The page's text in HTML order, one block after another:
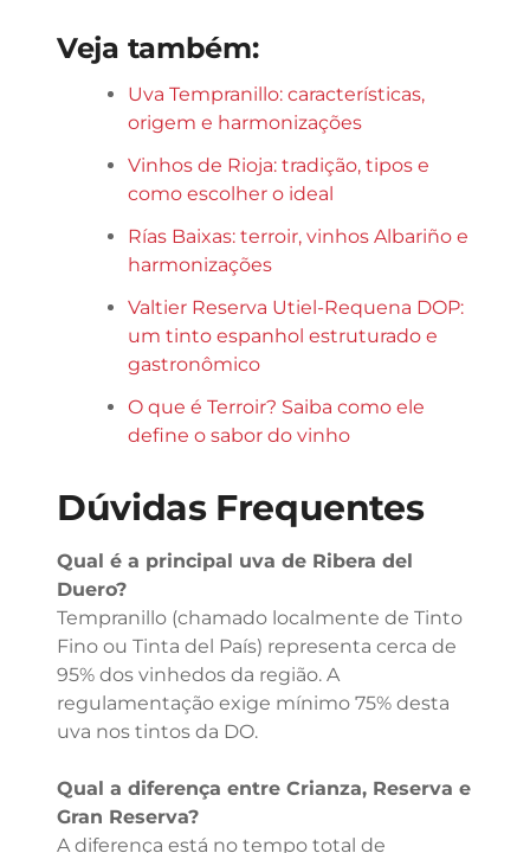
Veja também:
Uva Tempranillo: características,
origem e harmonizações
Vinhos de Rioja: tradição, tipos e
como escolher o ideal
Rías Baixas: terroir, vinhos Albariño e
harmonizações
Valtier Reserva Utiel-Requena DOP:
um tinto espanhol estruturado e
gastronômico
O que é Terroir? Saiba como ele
define o sabor do vinho
Dúvidas Frequentes
Qual é a principal uva de Ribera del
Duero?
Tempranillo (chamado localmente de Tinto
Fino ou Tinta del País) representa cerca de
95% dos vinhedos da região. A
regulamentação exige mínimo 75% desta
uva nos tintos da DO.
Qual a diferença entre Crianza, Reserva e
Gran Reserva?
A diferença está no tempo total de